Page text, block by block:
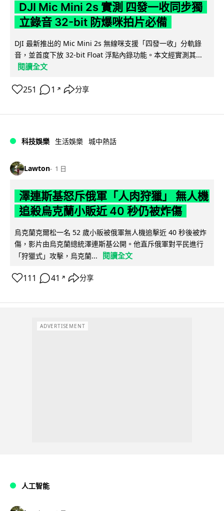
DJI Mic Mini 2s 實測 四發一收同步獨
立錄音 32-bit 防爆咪拍片必備
DJI 最新推出的 Mic Mini 2s 無線咪支援「四發一收」分軌錄
音，並首度下放 32-bit Float 浮點內錄功能。本文經實測其...
閱讀全文
251 1 ↗ 分享
科技娛樂 生活娛樂 城中熱話
Lawton 1 日
澤連斯基怒斥俄軍「人肉狩獵」 無人機
追殺烏克蘭小販近 40 秒仍被炸傷
烏克蘭克爾松一名 52 歲小販被俄軍無人機追擊近 40 秒後被炸
傷，影片由烏克蘭總統澤連斯基公開。他直斥俄軍對平民進行
「狩獵式」攻擊，烏克蘭...
閱讀全文
111 41 ↗ 分享
ADVERTISEMENT
人工智能